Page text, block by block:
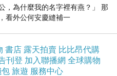
吸引力，但連寒假時買的集
麼會覺得卡片戰鬥好玩呢？
，為什麼我的名字裡有燕？」 那
看外公何安慶縫補一
書店 露天拍賣 比比昂代購
刊登 加入聯播網 全球購物
包 旅遊 服務中心